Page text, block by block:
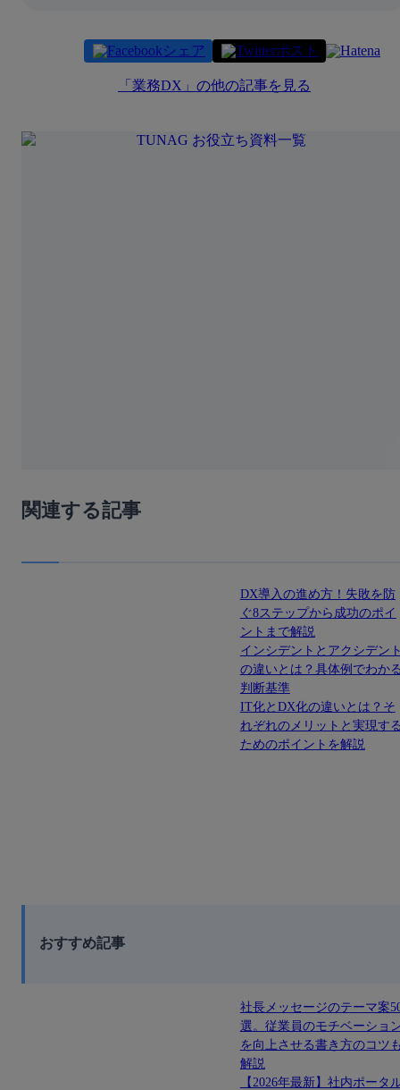
シェア ポスト
「 業務DX 」の他の記事を見る
関連する記事
DX導入の進め方！失敗を防
ぐ8ステップから成功のポイ
ントまで解説
インシデントとアクシデン
の違いとは？具体例でわか
判断基準
IT化とDX化の違いとは？そ
れぞれのメリットと実現す
ためのポイントを解説
おすすめ記事
社長メッセージのテーマ案
選。従業員のモチベーショ
を向上させる書き方のコツ
解説
【2026年最新】社内ポータ